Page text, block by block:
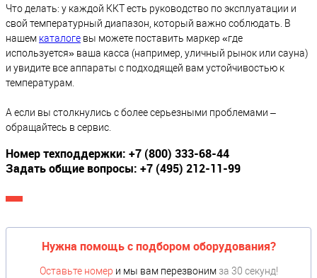
Что делать: у каждой ККТ есть руководство по эксплуатации и
свой температурный диапазон, который важно соблюдать. В
нашем каталоге вы можете поставить маркер «где
используется» ваша касса (например, уличный рынок или сауна)
и увидите все аппараты с подходящей вам устойчивостью к
температурам.
А если вы столкнулись с более серьезными проблемами –
обращайтесь в сервис.
Номер техподдержки: +7 (800) 333-68-44
Задать общие вопросы: +7 (495) 212-11-99
Нужна помощь с подбором оборудования?
Оставьте номер и мы вам перезвоним за 30 секунд!